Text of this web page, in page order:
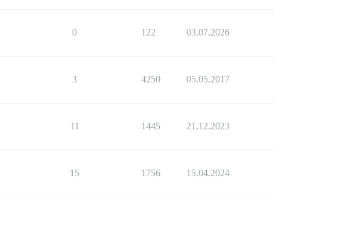
0 122 03.07.2026
3 4250 05.05.2017
11 1445 21.12.2023
15 1756 15.04.2024